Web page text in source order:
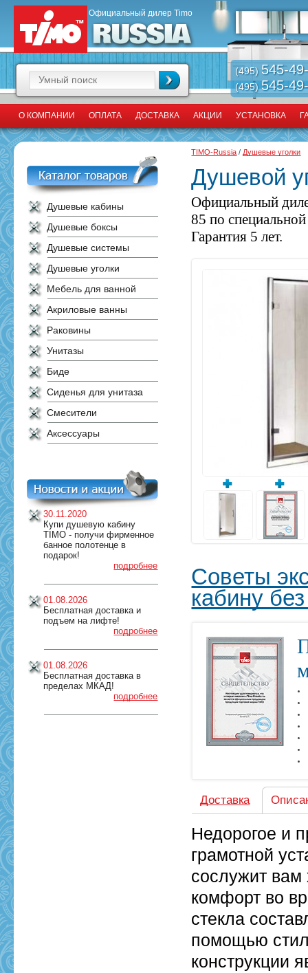
Официальный дилер Timo
(495) 545-
(495)545-
О КОМПАНИИ ОПЛАТА ДОСТАВКА АКЦИИ УСТАНОВКА
Душевые кабины
Душевые боксы
Душевые системы
Душевые уголки
Мебель для ванной
Акриловые ванны
Раковины
Унитазы
Биде
Сиденья для унитаза
Смесители
Аксессуары
30.11.2020
Купи душевую кабину
TIMO - получи фирменное
банное полотенце в
подарок!
подробнее
01.08.2026
Бесплатная доставка и
подъем на лифте!
подробнее
01.08.2026
Бесплатная доставка в
пределах МКАД!
подробнее
TIMO-Russia / Душевые уголки
Душевой
Официальный
85 по
Гарантия 5 лет.
Советы
кабину
Доставка
Недорогое и
грамотной
сослужит
комфорт во
стекла
помощью
конструкции